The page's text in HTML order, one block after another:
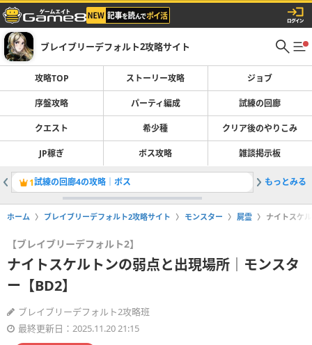
ブレイブリーデフォルト2攻略サイト
攻略TOP ストーリー攻略 ジョブ
序盤攻略 パーティ編成 試練の回廊
クエスト 希少種 クリア後のやりこみ
JP稼ぎ ボス攻略 雑談掲示板
1試練の回廊4の攻略｜ボス 2カスト
もっとみる
ホーム ブレイブリーデフォルト2攻略サイト モンスター 屍霊 ナイトスケ
【ブレイブリーデフォルト2】
ナイトスケルトンの弱点と出現場所｜モンスタ
ー【BD2】
ブレイブリーデフォルト2攻略班
最終更新日：2025.11.20 21:15